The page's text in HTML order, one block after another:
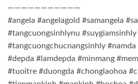
———————————
#angela #angelagold #samangela
#tangcuongsinhlynu #suygiamsinhly
#tangcuongchucnangsinhly #namda
#depda #lamdepda #minmang
#tuoitre #duongda #chonglaohoa